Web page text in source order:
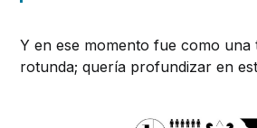
Y en ese momento fue como una
rotunda; quería profundizar en